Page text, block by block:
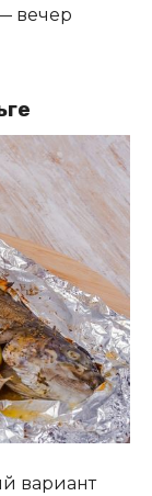
вечер
вариант